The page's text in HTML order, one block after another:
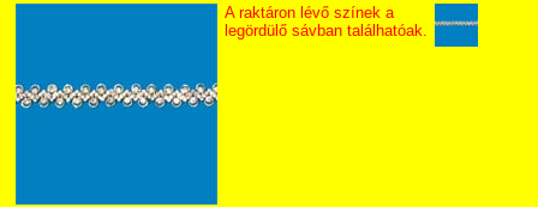
A raktáron lévő színek a
legördülő sávban találhatóak.